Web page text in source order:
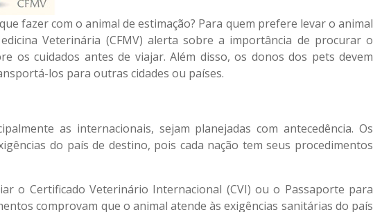
fazer com o animal de estimação? Para quem prefere levar o animal
Veterinária (CFMV) alerta sobre a importância de procurar o
os cuidados antes de viajar. Além disso, os donos dos pets devem
los para outras cidades ou países.
as internacionais, sejam planejadas com antecedência. Os
do país de destino, pois cada nação tem seus procedimentos
o Certificado Veterinário Internacional (CVI) ou o Passaporte para
comprovam que o animal atende às exigências sanitárias do país